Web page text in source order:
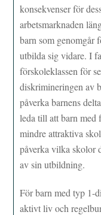
konsekvenser för
arbetsmarknaden
barn som genomgår
utbilda sig vidare. I
förskoleklassen för
diskrimineringen av
påverka barnens
leda till att barn
mindre attraktiva
påverka vilka skolor
av sin utbildning.
För barn med typ 1-
aktivt liv och